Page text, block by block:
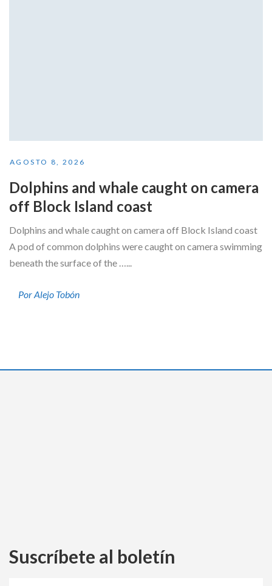
AGOSTO 8, 2026
Dolphins and whale caught on camera
off Block Island coast
Dolphins and whale caught on camera off Block Island coast
A pod of common dolphins were caught on camera swimming
beneath the surface of the …...
Por Alejo Tobón
Suscríbete al boletín